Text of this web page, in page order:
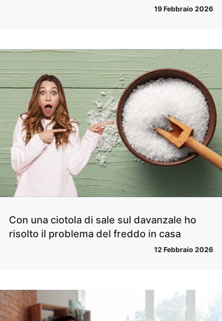
19 Febbraio 2026
Con una ciotola di sale sul davanzale ho
risolto il problema del freddo in casa
12 Febbraio 2026